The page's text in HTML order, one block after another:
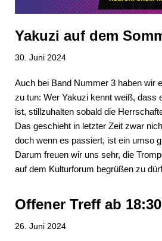
Yakuzi auf dem
30. Juni 2024
Auch bei Band Nummer 3 haben wir
zu tun: Wer Yakuzi kennt weiß, dass
ist, stillzuhalten sobald die
Das geschieht in letzter Zeit zwar
doch wenn es passiert, ist ein umso
Darum freuen wir uns sehr, die
auf dem Kulturforum begrüßen zu
Offener Treff ab
26. Juni 2024